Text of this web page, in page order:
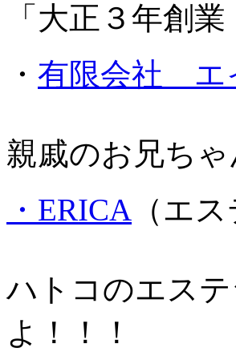
「大正３年創
・ 有限会社 エ
親戚のお兄ち
・ERICA （エス
ハトコのエス
よ！！！